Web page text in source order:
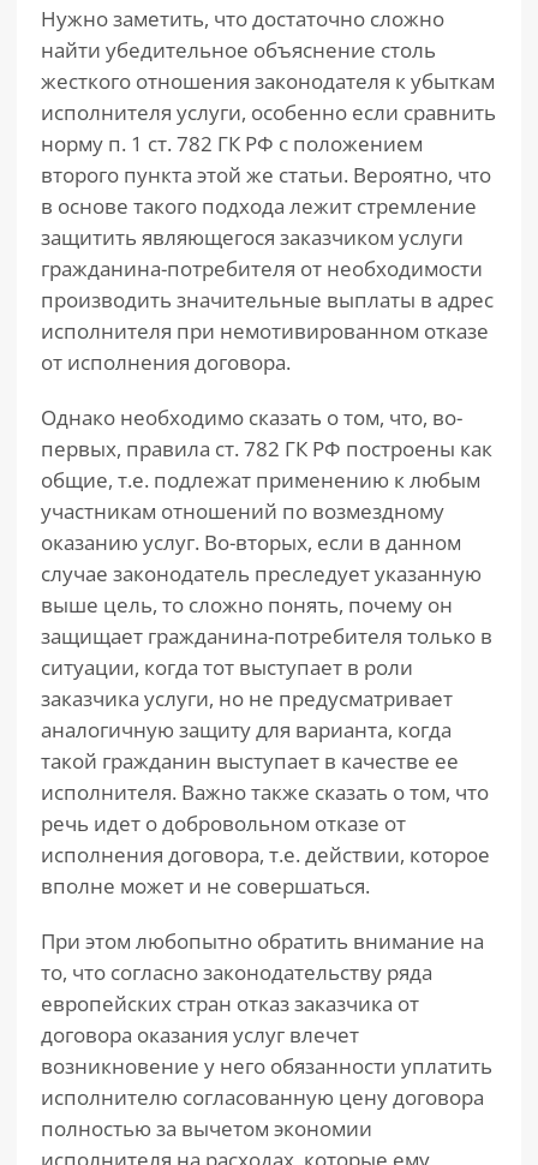
Нужно заметить, что достаточно сложно
найти убедительное объяснение столь
жесткого отношения законодателя к убыткам
исполнителя услуги, особенно если сравнить
норму п. 1 ст. 782 ГК РФ с положением
второго пункта этой же статьи. Вероятно, что
в основе такого подхода лежит стремление
защитить являющегося заказчиком услуги
гражданина-потребителя от необходимости
производить значительные выплаты в адрес
исполнителя при немотивированном отказе
от исполнения договора.
Однако необходимо сказать о том, что, во-
первых, правила ст. 782 ГК РФ построены как
общие, т.е. подлежат применению к любым
участникам отношений по возмездному
оказанию услуг. Во-вторых, если в данном
случае законодатель преследует указанную
выше цель, то сложно понять, почему он
защищает гражданина-потребителя только в
ситуации, когда тот выступает в роли
заказчика услуги, но не предусматривает
аналогичную защиту для варианта, когда
такой гражданин выступает в качестве ее
исполнителя. Важно также сказать о том, что
речь идет о добровольном отказе от
исполнения договора, т.е. действии, которое
вполне может и не совершаться.
При этом любопытно обратить внимание на
то, что согласно законодательству ряда
европейских стран отказ заказчика от
договора оказания услуг влечет
возникновение у него обязанности уплатить
исполнителю согласованную цену договора
полностью за вычетом экономии